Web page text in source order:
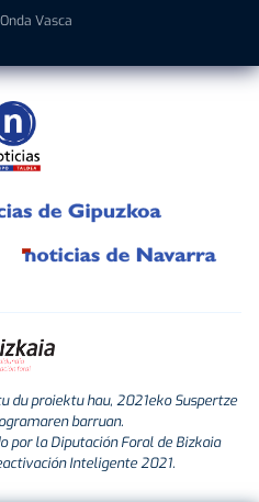
Vasca
du proiektu hau, 2021eko Suspertze
barruan.
por la Diputación Foral de Bizkaia
Inteligente 2021.